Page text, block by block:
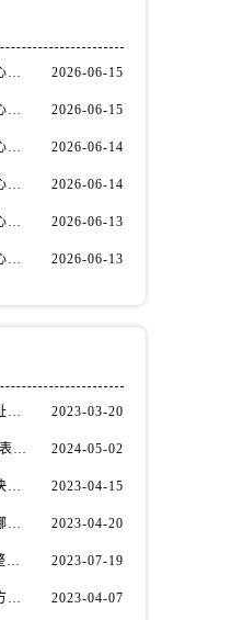
上海万国官方售后服务中心｜详细地址与售后电话权威信息公示（2026年6月最新） 2026-06-15
上海万国官方售后服务中心｜最新电话及地址权威信息公示（2026年6月最新） 2026-06-15
上海万国官方售后服务中心｜网点地址及热线权威信息公示（2026年6月最新） 2026-06-14
上海万国官方售后服务中心｜网点地址与服务热线权威信息公示（2026年6月最新） 2026-06-14
上海万国官方售后服务中心｜全部网点地址电话权威信息公示（2026年6月最新） 2026-06-13
上海万国官方售后服务中心｜服务热线及办公地址权威信息公示（2026年6月最新） 2026-06-13
万国手表在深圳的维修地址在哪了（万国手表如何更换表带） 2023-03-20
万国手表表带翻新的作用(表带翻新有什么用) 2024-05-02
万国手表停走的原因（解决方法） 2023-04-15
万国手表维修中心地址在哪呢？ 2023-04-20
万国手表快1分钟(如何调整时间准确无误) 2023-07-19
万国手表怎么进行有效的方法进行消磁呢(机械手表消磁) 2023-04-07